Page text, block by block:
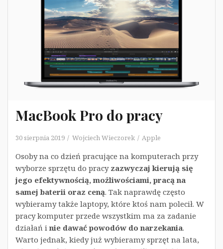
MacBook Pro do pracy
30 sierpnia 2019 Wojciech Wieczorek Apple
Osoby na co dzień pracujące na komputerach przy
wyborze sprzętu do pracyzazwyczaj kierują się
jego efektywnością, możliwościami, pracą na
samej baterii oraz ceną. Tak naprawdę często
wybieramy także laptopy, które ktoś nam polecił. W
pracy komputer przede wszystkim ma za zadanie
działań inie dawać powodów do narzekania.
Warto jednak, kiedy już wybieramy sprzęt na lata,